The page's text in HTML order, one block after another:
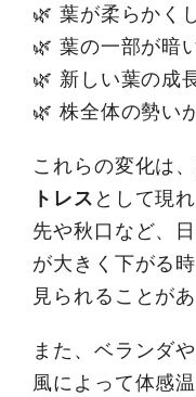
🌿 葉が柔らかく
🌿 葉の一部が暗
🌿 新しい葉の成
🌿 株全体の勢い
これらの変化は
トレス として現
先や秋口など、
が大きく下がる
見られることが
また、ベランダ
風によって体感